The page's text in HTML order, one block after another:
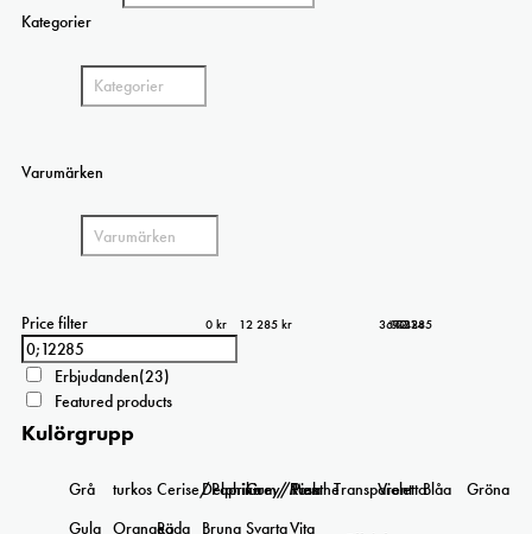
Kategorier
Varumärken
Price filter 0 kr 12 285 kr 0
3 071
6 143
9 214
12 285
Erbjudanden(23)
Featured products
Kulörgrupp
Grå turkos Cerise/Paprika
Delphinium/Menthe
Grey/Pink
Rosa Transparent
ViolettaBlåa
Gröna
Gula OrangeaRöda Bruna SvartaVita